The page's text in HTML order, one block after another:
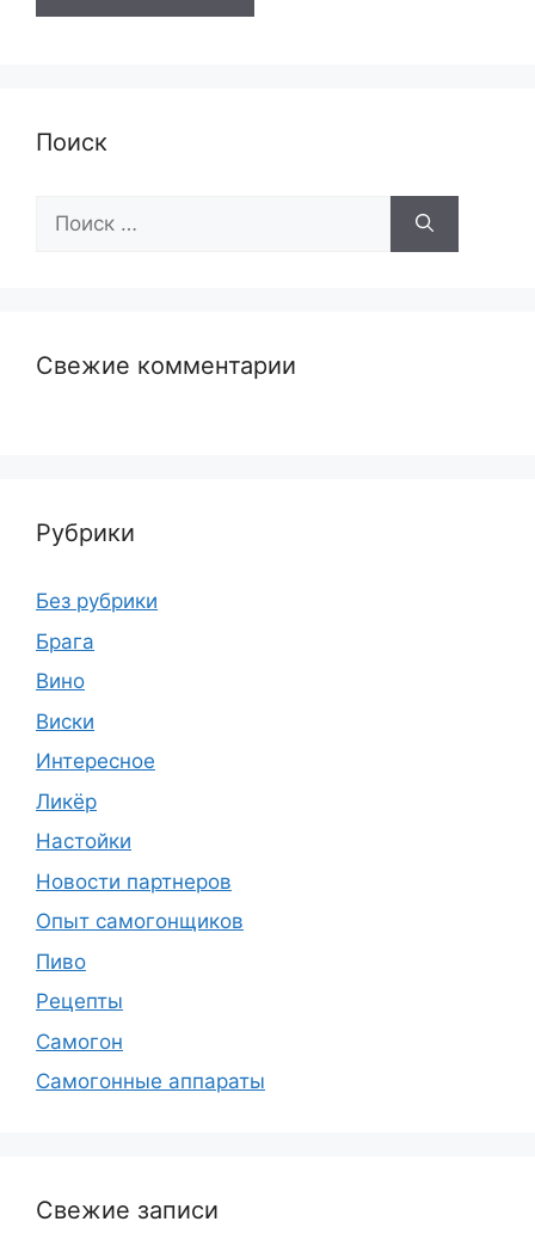
Поиск
Поиск:
Свежие комментарии
Рубрики
Без рубрики
Брага
Вино
Виски
Интересное
Ликёр
Настойки
Новости партнеров
Опыт самогонщиков
Пиво
Рецепты
Самогон
Самогонные аппараты
Свежие записи